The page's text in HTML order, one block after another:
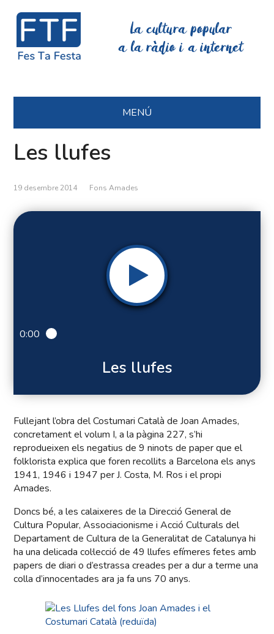
La cultura popular
a la ràdio i a internet
MENÚ
Les llufes
19 desembre 2014 Fons Amades
0:00
Les llufes
Fullejant l’obra del Costumari Català de Joan Amades,
concretament el volum I, a la pàgina 227, s’hi
reprodueixen els negatius de 9 ninots de paper que el
folklorista explica que foren recollits a Barcelona els anys
1941, 1946 i 1947 per J. Costa, M. Ros i el propi
Amades.
Doncs bé, a les calaixeres de la Direcció General de
Cultura Popular, Associacionisme i Acció Culturals del
Departament de Cultura de la Generalitat de Catalunya hi
ha una delicada col·lecció de 49 llufes efímeres fetes amb
papers de diari o d’estrassa creades per a dur a terme una
colla d’innocentades ara ja fa uns 70 anys.